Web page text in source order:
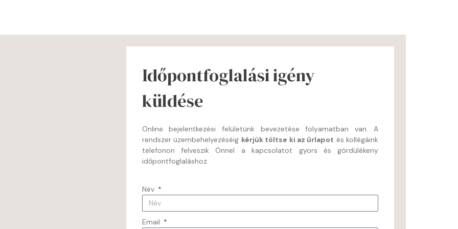
Időpontfoglalási igény
küldése
Online bejelentkezési felületünk bevezetése folyamatban van. A
rendszer üzembehelyezéséig kérjük töltse ki az űrlapot és kollégáink
telefonon felveszik Önnel a kapcsolatot gyors és gördülékeny
időpontfoglaláshoz.
Név
Email